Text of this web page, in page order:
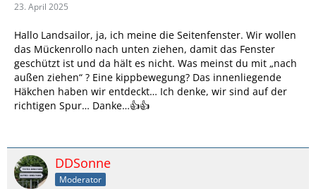
23. April 2025
Hallo Landsailor, ja, ich meine die Seitenfenster. Wir wollen
das Mückenrollo nach unten ziehen, damit das Fenster
geschützt ist und da hält es nicht. Was meinst du mit „nach
außen ziehen“ ? Eine kippbewegung? Das innenliegende
Häkchen haben wir entdeckt… Ich denke, wir sind auf der
richtigen Spur… Danke…👍👍
DDSonne
Moderator